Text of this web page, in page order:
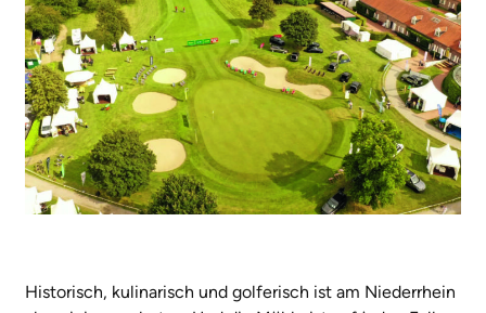
Historisch, kulinarisch und golferisch ist am Niederrhein